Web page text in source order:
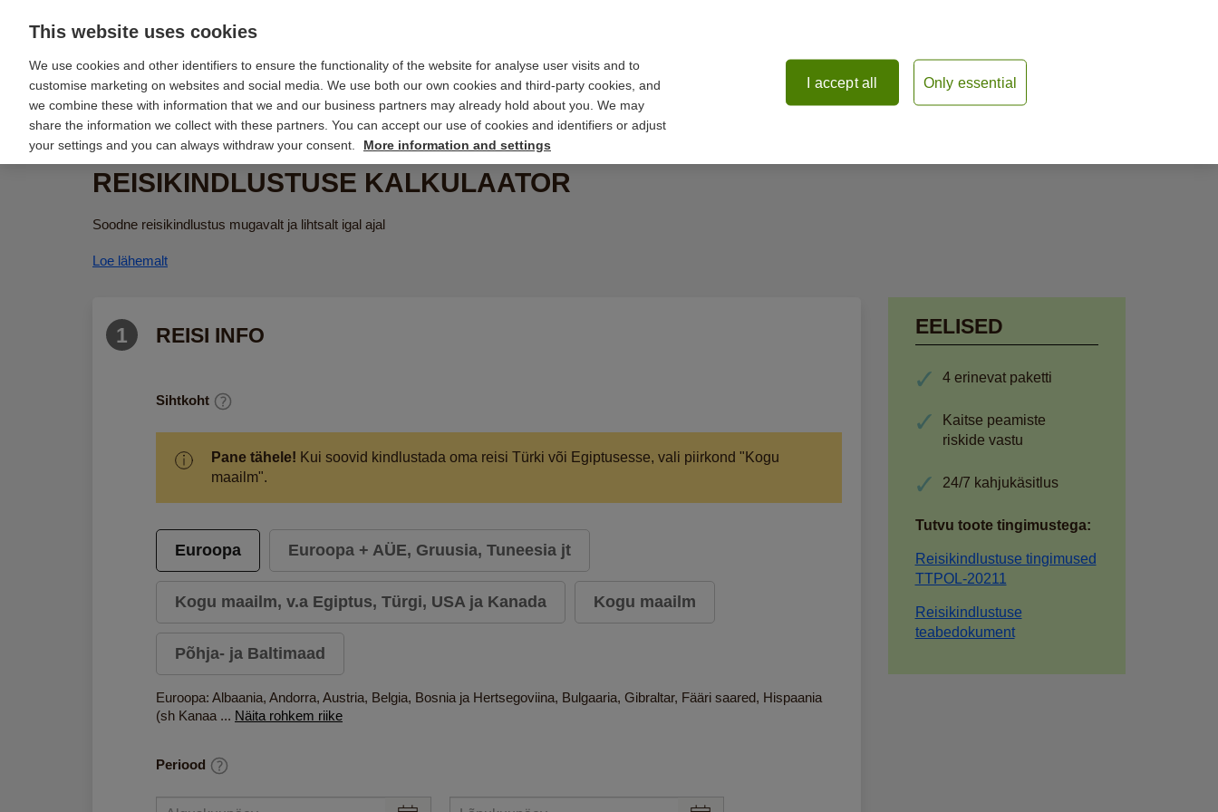
Liikluskindlustus Kaskokindlustus Reisikindlustus
Reisikindlustus
Reisikindlustuse
kalkulaator
REISIKINDLUSTUSE KALKULAATOR
Soodne reisikindlustus mugavalt ja lihtsalt igal ajal
Loe lähemalt
REISI INFO
Sihtkoht
Pane tähele! Kui soovid kindlustada oma reisi Türki või Egiptusesse, vali piirkond "Kogu
maailm".
Euroopa Euroopa + AÜE, Gruusia, Tuneesia jt
Kogu maailm, v.a Egiptus, Türgi, USA ja Kanada Kogu maailm
Põhja- ja Baltimaad
Euroopa: Albaania, Andorra, Austria, Belgia, Bosnia ja Hertsegoviina, Bulgaaria, Gibraltar, Fääri saared, Hispaania
(sh Kanaa ... Näita rohkem riike
Periood
EELISED
4 erinevat paketti
Kaitse peamiste
riskide vastu
24/7 kahjukäsitlus
Tutvu toote tingimustega:
Reisikindlustuse tingimused
TTPOL-20211
Reisikindlustuse
teabedokument
This website uses cookies
We use cookies and other identifiers to ensure the functionality of the website for analyse user visits and to
customise marketing on websites and social media. We use both our own cookies and third-party cookies, and
we combine these with information that we and our business partners may already hold about you. We may
share the information we collect with these partners. You can accept our use of cookies and identifiers or adjust
your settings and you can always withdraw your consent.
More information and settings
Only essential
I accept all